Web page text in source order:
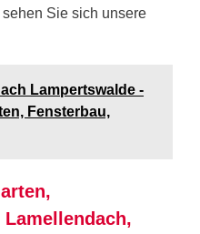
Sie sich unsere
Lampertswalde -
Fensterbau,